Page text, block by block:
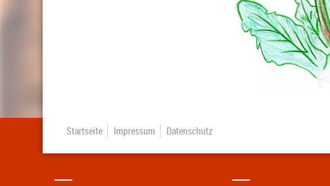
Startseite Impressum Datenschutz